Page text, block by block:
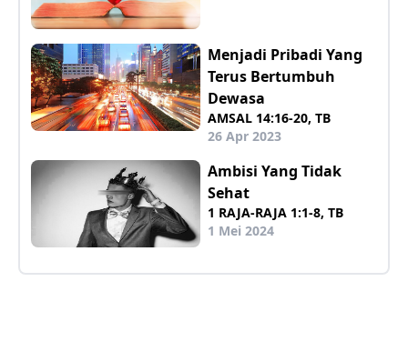
Menjadi Pribadi Yang
Terus Bertumbuh
Dewasa
AMSAL 14:16-20, TB
26 Apr 2023
Ambisi Yang Tidak
Sehat
1 RAJA-RAJA 1:1-8, TB
1 Mei 2024